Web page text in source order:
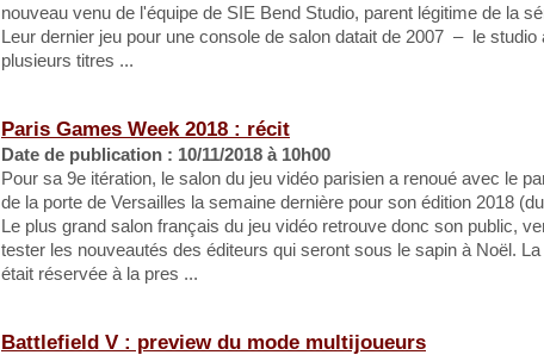
nouveau venu de l'équipe de SIE Bend Studio, parent légitime de la
Leur dernier jeu pour une console de salon datait de 2007 – le studio
plusieurs titres ...
Paris Games Week 2018 : récit
Date de publication : 10/11/2018 à 10h00
Pour sa 9e itération, le salon du jeu vidéo parisien a renoué avec le
de la porte de Versailles la semaine dernière pour son édition 2018
Le plus grand salon français du jeu vidéo retrouve donc son public,
tester les nouveautés des éditeurs qui seront sous le sapin à Noël.
était réservée à la pres ...
Battlefield V : preview du mode multijoueurs